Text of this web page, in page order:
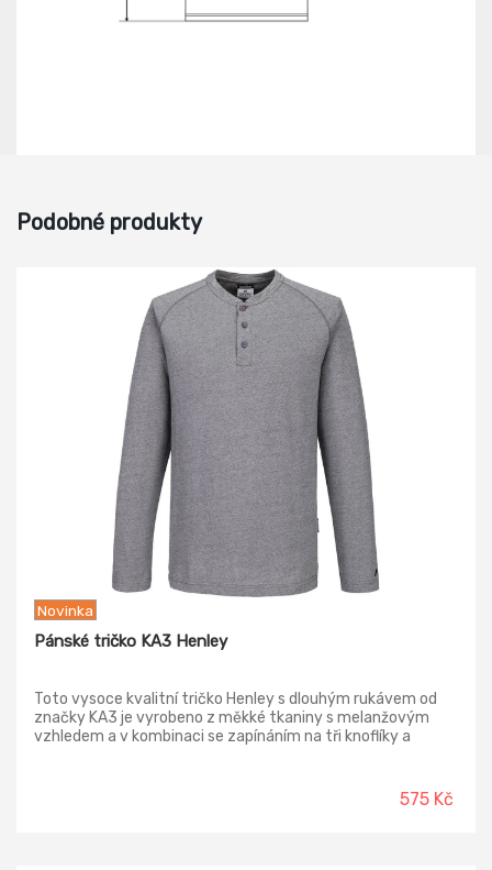
Podobné produkty
Novinka
Pánské tričko KA3 Henley
Toto vysoce kvalitní tričko Henley s dlouhým rukávem od
značky KA3 je vyrobeno z měkké tkaniny s melanžovým
vzhledem a v kombinaci se zapínáním na tři knoflíky a
575 Kč